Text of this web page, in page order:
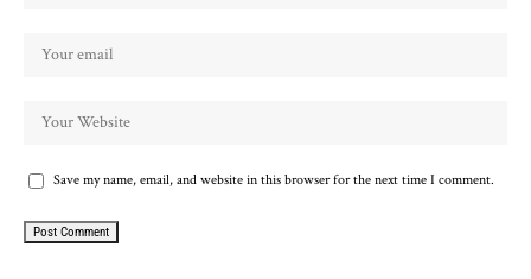
Save my name, email, and website in this browser for the next time I comment.